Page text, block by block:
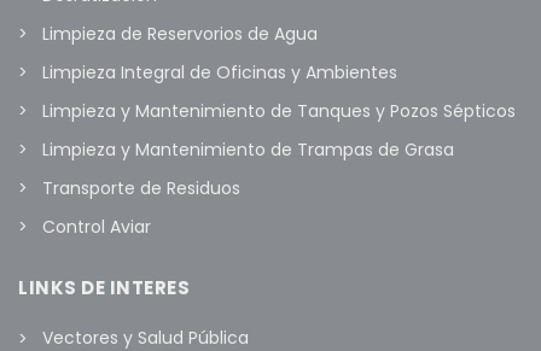
Limpieza de Reservorios de Agua
Limpieza Integral de Oficinas y Ambientes
Limpieza y Mantenimiento de Tanques y Pozos Sépticos
Limpieza y Mantenimiento de Trampas de Grasa
Transporte de Residuos
Control Aviar
LINKS DE INTERES
Vectores y Salud Pública